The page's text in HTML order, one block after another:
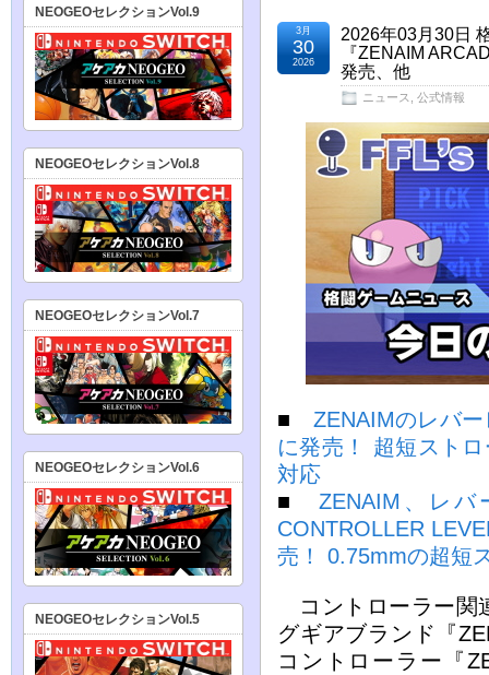
2026年03月30日
『ZENAIM
発売、他
ニュース 公式情報
3月
30
2026
■ ZENAIMのレバ
に発売！ 超短スト
対応
■ ZENAIM、レバ
CONTROLLER
売！ 0.75mmの超短
コントローラー関
グギアブランド『
コントローラー『
NEOGEOセレクションVol.9
NEOGEOセレクションVol.8
NEOGEOセレクションVol.7
NEOGEOセレクションVol.6
NEOGEOセレクションVol.5